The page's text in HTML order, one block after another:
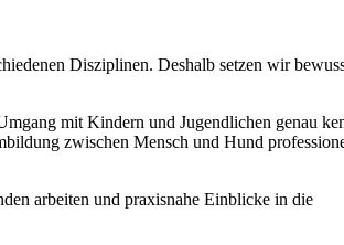
Disziplinen. Deshalb setzen wir
mit Kindern und Jugendlichen genau
zwischen Mensch und Hund
arbeiten und praxisnahe Einblicke in die